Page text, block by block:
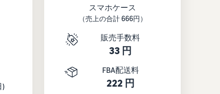
)
スマホケース
（売上の合計 666円）
販売手数料
33 円
FBA配送料
222 円